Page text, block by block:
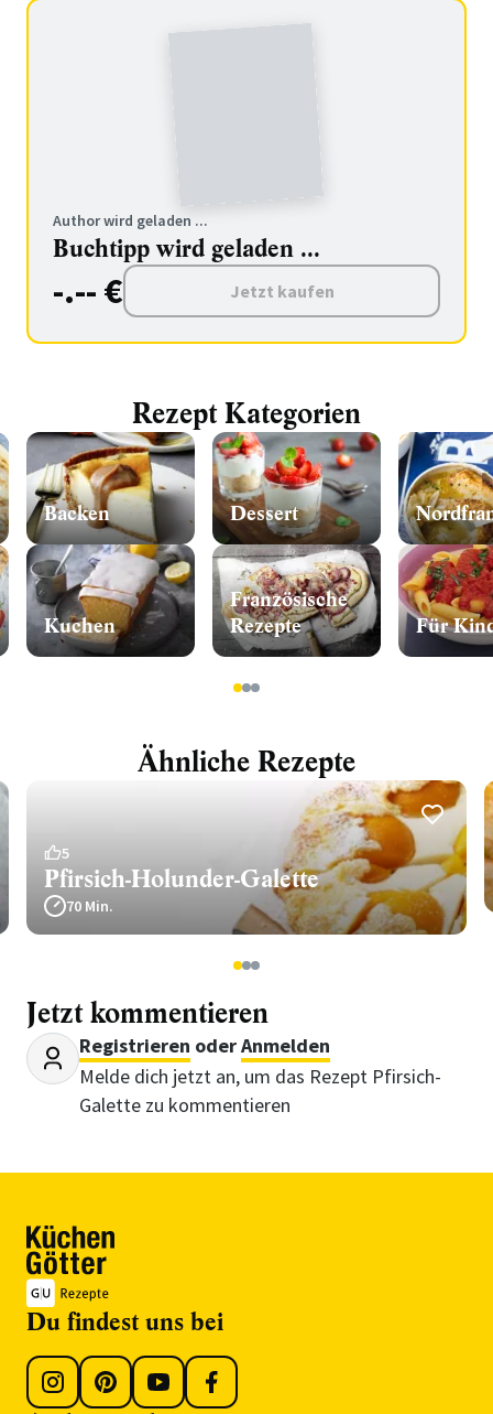
Author wird geladen ...
Buchtipp wird geladen ...
-.-- € Jetzt kaufen
Rezept Kategorien
Backen
Kuchen
Dessert
Französische
Rezepte
Für
123
Ähnliche Rezepte
5
Pfirsich-Holunder-Galette
70 Min.
123
Jetzt kommentieren
Registrieren oderAnmelden
Melde dich jetzt an, um das Rezept Pfirsich-
Galette zu kommentieren
Du findest uns bei